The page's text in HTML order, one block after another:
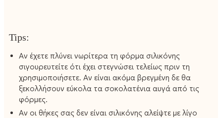
Tips:
Αν έχετε πλύνει νωρίτερα τη φόρμα σιλικόνης
σιγουρευτείτε ότι έχει στεγνώσει τελείως πριν τη
χρησιμοποιήσετε. Αν είναι ακόμα βρεγμένη δε θα
ξεκολλήσουν εύκολα τα σοκολατένια αυγά από τις
φόρμες.
Αν οι θήκες σας δεν είναι σιλικόνης αλείψτε με λίγο